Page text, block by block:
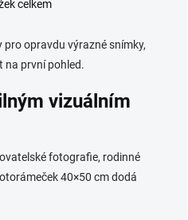
O
l
d
c
v
k
celkem
pro opravdu výrazné snímky,
na první pohled.
vizuálním
fotografie, rodinné
40×50 cm dodá